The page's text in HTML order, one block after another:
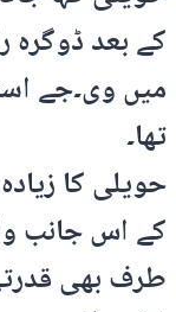
کے بعد
میں وی۔جے
تھا۔
حویلی کا
کے اس جانب
طرف بھی